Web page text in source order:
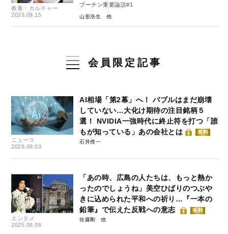
教養・カルチャー
2023.09.15
プーチン重要論説#1
山形浩生
会員限定記事
ニュース
2026.08.03
AI相場「第2幕」へ！ バブルはまだ崩壊
していない…大化け期待の注目銘柄５
選！ NVIDIA一強時代に終止符を打つ「誰
もが知っている」あの会社とは
有料
石井僚一
エンタメ
2025.08.06
「あの時、広島の人たちは、もっと熱か
ったのでしょうね」美空ひばりのつぶや
きに込められた平和への祈り…『一本の
鉛筆』で伝えた反戦への意志
有料
佐藤剛